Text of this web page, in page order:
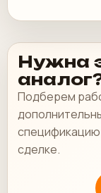
Нужна
Подберем
спецификацию
сделке.